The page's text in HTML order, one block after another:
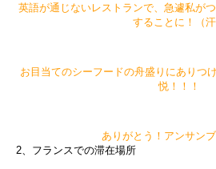
英語が通じないレストランで、急遽私が
することに！（汗
お目当てのシーフードの舟盛りにありつ
悦！！！
ありがとう！アンサンブ
2、フランスでの滞在場所